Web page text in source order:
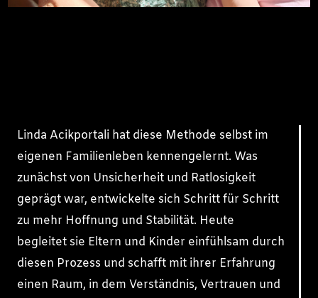
Linda Acikportali hat diese Methode selbst im
eigenen Familienleben kennengelernt. Was
zunächst von Unsicherheit und Ratlosigkeit
geprägt war, entwickelte sich Schritt für Schritt
zu mehr Hoffnung und Stabilität. Heute
begleitet sie Eltern und Kinder einfühlsam durch
diesen Prozess und schafft mit ihrer Erfahrung
einen Raum, in dem Verständnis, Vertrauen und